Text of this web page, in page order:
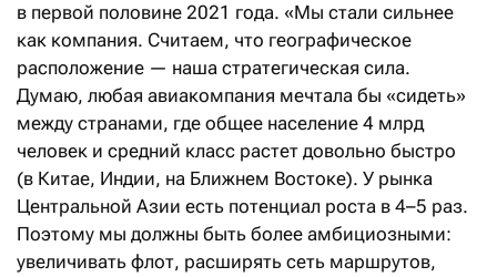
в первой половине 2021 года. «Мы стали сильнее
как компания. Считаем, что географическое
расположение — наша стратегическая сила.
Думаю, любая авиакомпания мечтала бы «сидеть»
между странами, где общее население 4 млрд
человек и средний класс растет довольно быстро
(в Китае, Индии, на Ближнем Востоке). У рынка
Центральной Азии есть потенциал роста в 4–5 раз.
Поэтому мы должны быть более амбициозными:
увеличивать флот, расширять сеть маршрутов,